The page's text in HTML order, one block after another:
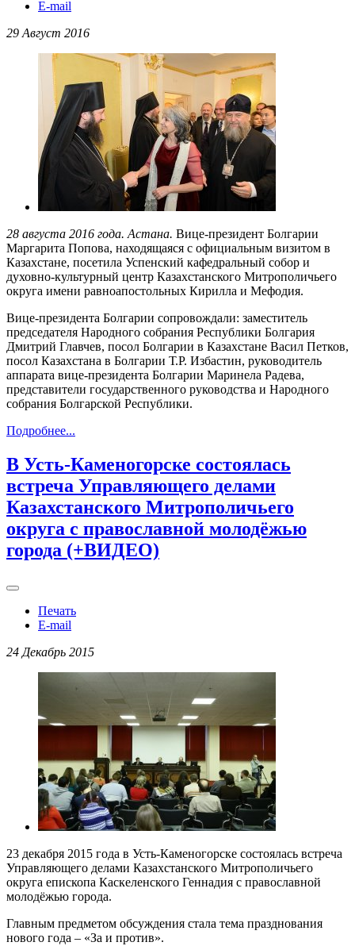
E-mail
29 Август 2016
28 августа 2016 года. Астана. Вице-президент Болгарии
Маргарита Попова, находящаяся с официальным визитом в
Казахстане, посетила Успенский кафедральный собор и
духовно-культурный центр Казахстанского Митрополичьего
округа имени равноапостольных Кирилла и Мефодия.
Вице-президента Болгарии сопровождали: заместитель
председателя Народного собрания Республики Болгария
Дмитрий Главчев, посол Болгарии в Казахстане Васил Петков,
посол Казахстана в Болгарии Т.Р. Избастин, руководитель
аппарата вице-президента Болгарии Маринела Радева,
представители государственного руководства и Народного
собрания Болгарской Республики.
Подробнее...
В Усть-Каменогорске состоялась
встреча Управляющего делами
Казахстанского Митрополичьего
округа с православной молодёжью
города (+ВИДЕО)
Печать
E-mail
24 Декабрь 2015
23 декабря 2015 года в Усть-Каменогорске состоялась встреча
Управляющего делами Казахстанского Митрополичьего
округа епископа Каскеленского Геннадия с православной
молодёжью города.
Главным предметом обсуждения стала тема празднования
нового года – «За и против».